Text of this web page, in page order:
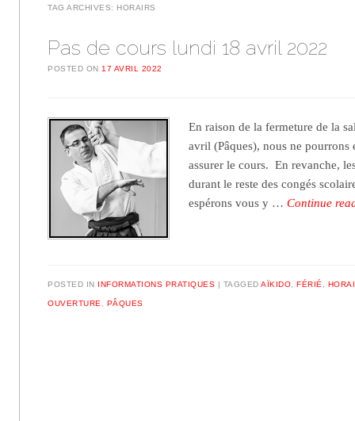
TAG ARCHIVES: HORAIRS
Pas de cours lundi 18 avril 2022
POSTED ON17 AVRIL 2022
En raison de la fermeture de la
avril (Pâques), nous ne pourrons
assurer le cours. En revanche,
durant le reste des congés
espérons vous y …Continue
POSTED IN INFORMATIONS PRATIQUES TAGGEDAÏKIDO ,FÉRIÉ
OUVERTURE PÂQUES